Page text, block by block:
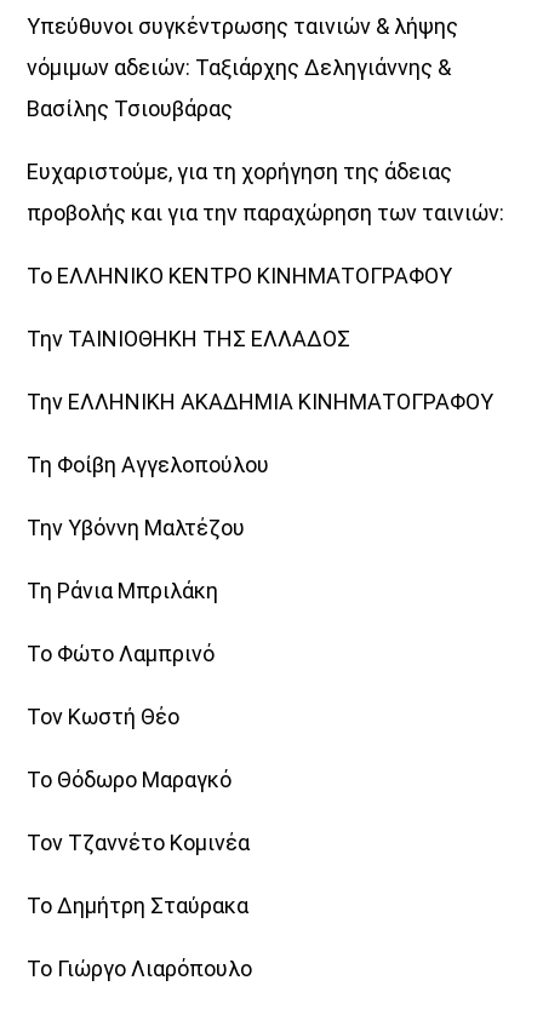
Υπεύθυνοι συγκέντρωσης ταινιών & λήψης
νόμιμων αδειών: Ταξιάρχης Δεληγιάννης &
Βασίλης Τσιουβάρας
Ευχαριστούμε, για τη χορήγηση της άδειας
προβολής και για την παραχώρηση των ταινιών:
Το ΕΛΛΗΝΙΚΟ ΚΕΝΤΡΟ ΚΙΝΗΜΑΤΟΓΡΑΦΟΥ
Την ΤΑΙΝΙΟΘΗΚΗ ΤΗΣ ΕΛΛΑΔΟΣ
Την ΕΛΛΗΝΙΚΗ ΑΚΑΔΗΜΙΑ ΚΙΝΗΜΑΤΟΓΡΑΦΟΥ
Τη Φοίβη Αγγελοπούλου
Την Υβόννη Μαλτέζου
Τη Ράνια Μπριλάκη
Το Φώτο Λαμπρινό
Τον Κωστή Θέο
Το Θόδωρο Μαραγκό
Τον Τζαννέτο Κομινέα
Το Δημήτρη Σταύρακα
Το Γιώργο Λιαρόπουλο